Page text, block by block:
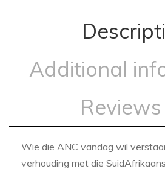
Additional
Reviews
Wie die ANC vandag wil
verhouding met die